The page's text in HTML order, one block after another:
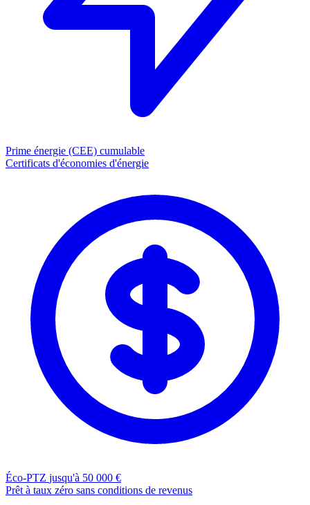
Prime énergie (CEE) cumulable
Certificats d'économies d'énergie
Éco-PTZ jusqu'à 50 000 €
Prêt à taux zéro sans conditions de revenus